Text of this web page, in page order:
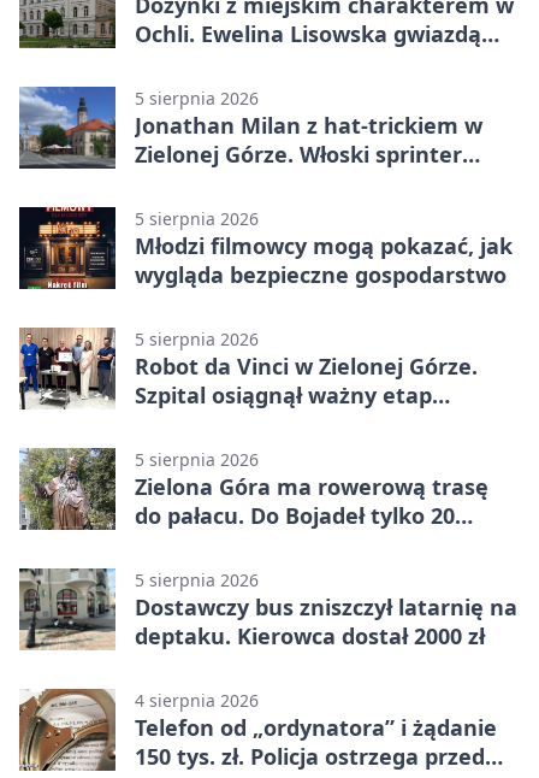
Ochli. Ewelina Lisowska gwiazdą
5 sierpnia 2026
Jonathan Milan z hat-trickiem w
Zielonej Górze. Włoski sprinter
5 sierpnia 2026
Młodzi filmowcy mogą pokazać, jak
wygląda bezpieczne gospodarstwo
5 sierpnia 2026
Robot da Vinci w Zielonej Górze.
Szpital osiągnął ważny etap
5 sierpnia 2026
Zielona Góra ma rowerową trasę
do pałacu. Do Bojadeł tylko 20
5 sierpnia 2026
Dostawczy bus zniszczył latarnię na
deptaku. Kierowca dostał 2000 zł
4 sierpnia 2026
Telefon od „ordynatora” i żądanie
150 tys. zł. Policja ostrzega przed